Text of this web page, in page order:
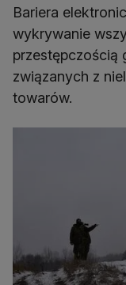
Bariera
wykrywanie
przestępczością
związanych z